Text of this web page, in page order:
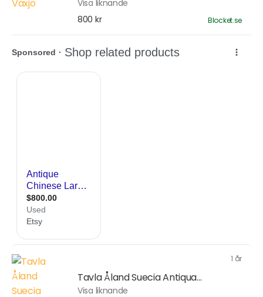
Visa liknande
800 kr
Blocket.se
1 år
Tavla Åland Suecia Antiqua...
Visa liknande